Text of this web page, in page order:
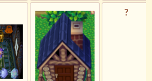
?